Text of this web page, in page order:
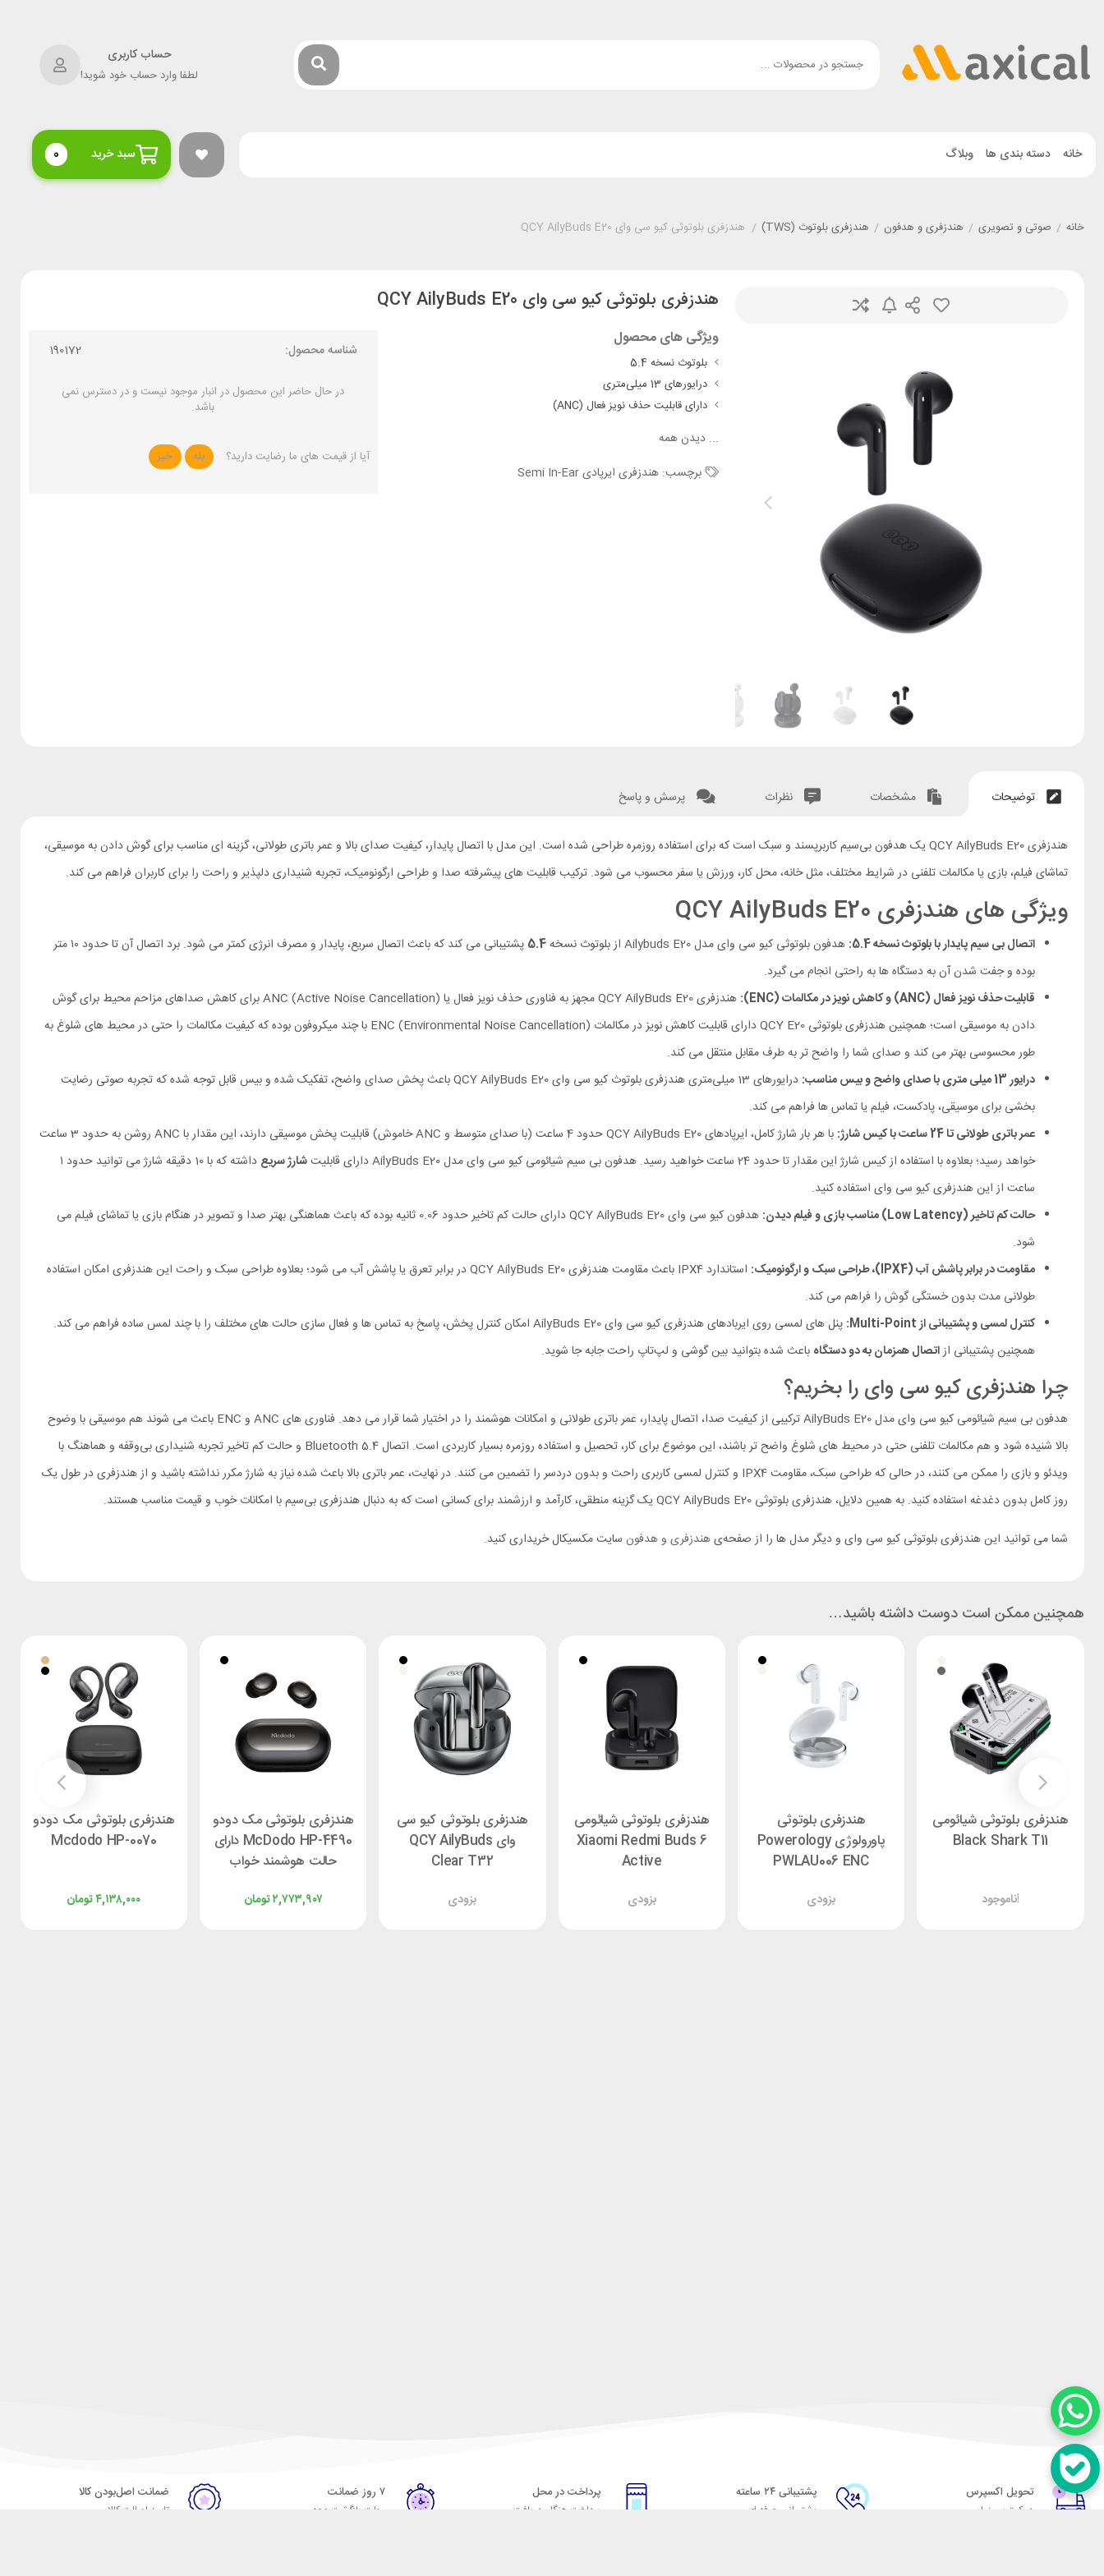
حساب کاربری
لطفا وارد حساب خود شوید!
خانه دسته بندی ها وبلاگ سبد خرید 0
خانه / صوتی و تصویری / هندزفری و هدفون / هندزفری بلوتوث (TWS) / هندزفری بلوتوثی کیو سی وای QCY AilyBuds E20
هندزفری بلوتوثی کیو سی وای QCY AilyBuds E20
ویژگی های محصول
بلوتوث نسخه 5.4
درایورهای 13 میلی‌متری
دارای قابلیت حذف نویز فعال (ANC)
...دیدن همه
برچسب:هندزفری ایرپادی Semi In-Ear
شناسه محصول: 190172
در حال حاضر این محصول در انبار موجود نیست و در دسترس نمی
باشد.
آیا از قیمت های ما رضایت دارید؟ بله خیر
توضیحات مشخصات نظرات پرسش و پاسخ
هندزفری QCY AilyBuds E20 یک هدفون بی‌سیم کاربرپسند و سبک است که برای استفاده ‌روزمره طراحی شده است. این مدل با اتصال پایدار، کیفیت صدای بالا و عمر باتری طولانی، گزینه ‌ای مناسب برای گوش ‌دادن به موسیقی،
تماشای فیلم، بازی یا مکالمات تلفنی در شرایط مختلف، مثل خانه، محل کار، ورزش یا سفر محسوب می‌ شود. ترکیب قابلیت‌ های پیشرفته‌ صدا و طراحی ارگونومیک، تجربه‌ شنیداری دلپذیر و راحت را برای کاربران فراهم می‌ کند.
ویژگی های هندزفری QCY AilyBuds E20
اتصال بی‌ سیم پایدار با بلوتوث نسخه 5.4: هدفون بلوتوثی کیو سی وای مدل Ailybuds E20 از بلوتوث نسخه 5.4
پشتیبانی می‌ کند که باعث اتصال سریع، پایدار و مصرف انرژی کمتر می‌ شود. برد اتصال آن تا حدود ۱۰ متر
بوده و جفت ‌شدن آن به دستگاه ها به راحتی انجام می‌ گیرد.
قابلیت حذف نویز فعال (ANC) و کاهش نویز در مکالمات (ENC):
هندزفری QCY AilyBuds E20 مجهز به فناوری حذف نویز فعال یا ANC (Active Noise Cancellation) برای کاهش صداهای مزاحم محیط برای گوش
دادن به موسیقی است؛ همچنین هندزفری بلوتوثی QCY E20 دارای قابلیت کاهش نویز در مکالمات ENC (Environmental Noise Cancellation) با چند میکروفون بوده که کیفیت مکالمات را حتی در محیط‌ های شلوغ به‌
طور محسوسی بهتر می‌ کند و صدای شما را واضح‌ تر به طرف مقابل منتقل می‌ کند.
درایور 13 میلی‌ متری با صدای واضح و بیس مناسب:
درایورهای 13 میلی‌متری هندزفری بلوتوث کیو سی وای QCY AilyBuds E20 باعث پخش صدای واضح، تفکیک‌ شده و بیس قابل‌ توجه شده که تجربه‌ صوتی رضایت‌
بخشی برای موسیقی، پادکست، فیلم یا تماس‌ ها فراهم می‌ کند.
عمر باتری طولانی تا 24 ساعت با کیس شارژ:
با هر بار شارژ کامل، ایرپادهای QCY AilyBuds E20 حدود 4 ساعت (با صدای متوسط و ANC خاموش) قابلیت پخش موسیقی دارند، این مقدار با ANC روشن به حدود 3 ساعت
خواهد رسید؛ بعلاوه با استفاده از کیس شارژ این مقدار تا حدود 24 ساعت خواهید رسید. هدفون بی سیم شیائومی کیو سی وای مدل AilyBuds E20 دارای قابلیت
شارژ سریع
داشته که با 10 دقیقه شارژ می‌ توانید حدود ۱
ساعت از این هندزفری کیو سی وای استفاده کنید.
حالت کم‌ تاخیر (Low Latency) مناسب بازی و فیلم دیدن:
هدفون کیو سی وای QCY AilyBuds E20 دارای حالت کم‌ تاخیر حدود 0.06 ثانیه بوده که باعث هماهنگی بهتر صدا و تصویر در هنگام بازی‌ یا تماشای فیلم می‌
شود.
مقاومت در برابر پاشش آب (IPX4)، طراحی سبک‌ و ارگونومیک:
استاندارد IPX4 باعث مقاومت هندزفری QCY AilyBuds E20 در برابر تعرق یا پاشش آب می‌ شود؛ بعلاوه طراحی سبک و راحت این هندزفری امکان استفاده‌
طولانی‌ مدت بدون خستگی گوش را فراهم می‌ کند.
کنترل لمسی و پشتیبانی از Multi-Point:
پنل‌ های لمسی روی ایربادهای هندزفری کیو سی وای AilyBuds E20 امکان کنترل پخش، پاسخ به تماس‌ ها و فعال‌ سازی حالت‌ های مختلف را با چند لمس ساده فراهم می‌ کند.
همچنین پشتیبانی ازاتصال همزمان به دو دستگاه باعث شده بتوانید بین گوشی و لپ‌تاپ راحت‌ جابه‌ جا شوید.
چرا هندزفری کیو سی وای را بخریم؟
هدفون بی سیم شیائومی کیو سی وای مدل AilyBuds E20 ترکیبی از کیفیت صدا، اتصال پایدار، عمر باتری طولانی و امکانات هوشمند را در اختیار شما قرار می‌ دهد. فناوری‌ های ANC و ENC باعث می‌ شوند هم موسیقی با وضوح
بالا شنیده شود و هم مکالمات تلفنی حتی در محیط‌ های شلوغ واضح‌ تر باشند، این موضوع برای کار، تحصیل و استفاده‌ روزمره بسیار کاربردی است. اتصال Bluetooth 5.4 و حالت کم‌ تاخیر تجربه‌ شنیداری بی‌وقفه و هماهنگ با
ویدئو و بازی را ممکن می‌ کنند، در حالی که طراحی سبک، مقاومت IPX4 و کنترل لمسی کاربری راحت و بدون دردسر را تضمین می‌ کنند. در نهایت، عمر باتری بالا باعث شده نیاز به شارژ مکرر نداشته باشید و از هندزفری در طول یک
روز کامل بدون دغدغه استفاده کنید. به همین دلایل، هندزفری بلوتوثی QCY AilyBuds E20 یک گزینه منطقی، کارآمد و ارزشمند برای کسانی است که به دنبال هندزفری بی‌سیم با امکانات خوب و قیمت مناسب هستند.
شما می توانید این هندزفری بلوتوثی کیو سی وای و دیگر مدل ها را از صفحه‌یهندزفری و هدفون سایت مکسیکال خریداری کنید.
همچنین ممکن است دوست داشته باشید…
هندزفری بلوتوثی شیائومی
Black Shark T11
ناموجود!
هندزفری بلوتوثی
پاورولوژی Powerology
PWLAU006 ENC
بزودی
هندزفری بلوتوثی شیائومی
Xiaomi Redmi Buds 6
Active
بزودی
هندزفری بلوتوثی کیو سی
وای QCY AilyBuds
Clear T32
بزودی
هندزفری بلوتوثی مک دودو
McDodo HP-4490 دارای
حالت هوشمند خواب
تومان۲,۷۷۳,۹۰۷
هندزفری بلوتوثی مک دودو
Mcdodo HP-0070
تومان۴,۱۳۸,۰۰۰
تحویل اکسپرس
در کمترین زمان
پشتیبانی ۲۴ ساعته
پشتیبانی حرفه ای
پرداخت در محل
پرداخت هنگام دریافت
۷ روز ضمانت
مهلت بازگشت وجه
ضمانت اصل‌بودن کالا
تایید اصالت کالا